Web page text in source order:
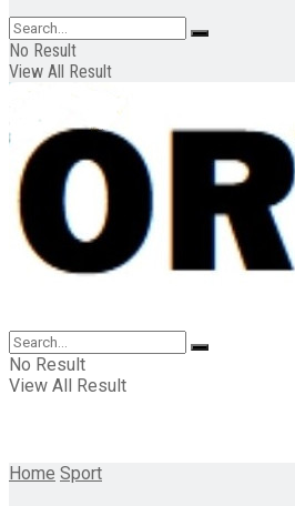
No Result
View All Result
No Result
View All Result
Home Sport